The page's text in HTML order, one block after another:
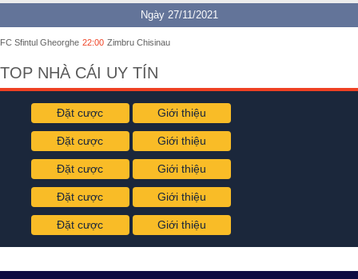
Ngày 27/11/2021
FC Sfintul Gheorghe 22:00 Zimbru Chisinau
TOP NHÀ CÁI UY TÍN
Đặt cược Giới thiệu
Đặt cược Giới thiệu
Đặt cược Giới thiệu
Đặt cược Giới thiệu
Đặt cược Giới thiệu